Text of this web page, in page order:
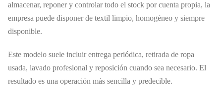
almacenar, reponer y controlar todo el stock por cuenta propia, la
empresa puede disponer de textil limpio, homogéneo y siempre
disponible.
Este modelo suele incluir entrega periódica, retirada de ropa
usada, lavado profesional y reposición cuando sea necesario. El
resultado es una operación más sencilla y predecible.